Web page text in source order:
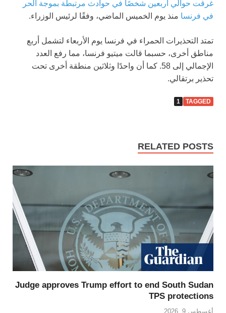
غرقت حوالي أربعين شخصًا في حوادث مرتبطة بموجة الحر
في فرنسا منذ يوم الخميس الماضي، وفقًا لرئيس الوزراء.
تمتد التحذيرات الحمراء في فرنسا يوم الأربعاء لتشمل أربع
مناطق أخرى، حسبما قالت ميتيو فرنسا، مما رفع العدد
الإجمالي إلى 58.
كما أن واحدًا وثلاثين منطقة أخرى تحت
تحذير برتقالي.
TAGGED
1
RELATED POSTS
Judge approves Trump effort to end South Sudan
TPS protections
أغسطس 9, 2026